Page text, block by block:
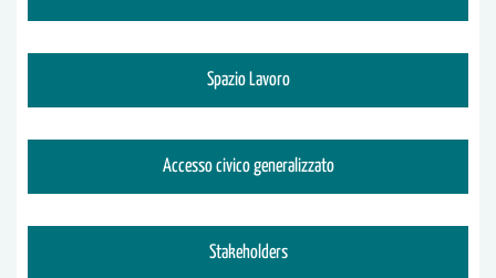
Spazio Lavoro
Accesso civico generalizzato
Stakeholders